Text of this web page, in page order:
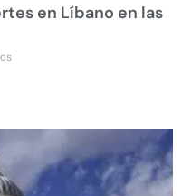
en Líbano en las